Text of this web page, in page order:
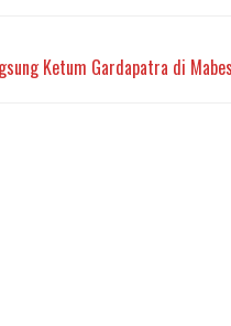
Ketum Gardapatra di